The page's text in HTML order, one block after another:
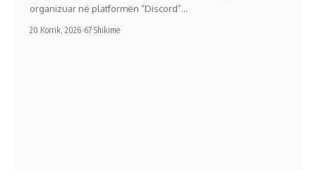
organizuar në platformën “Discord”…
20 Korrik, 2026 67 Shikime